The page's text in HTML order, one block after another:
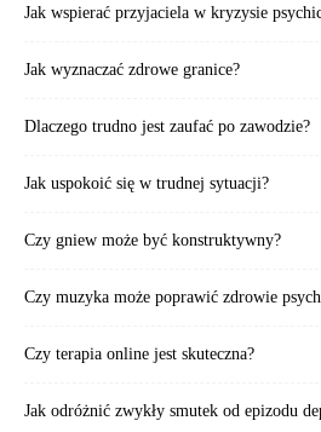
Jak wspierać przyjaciela w kryzysie
Jak wyznaczać zdrowe granice?
Dlaczego trudno jest zaufać po zawodzie?
Jak uspokoić się w trudnej sytuacji?
Czy gniew może być konstruktywny?
Czy muzyka może poprawić zdrowie
Czy terapia online jest skuteczna?
Jak odróżnić zwykły smutek od epizodu